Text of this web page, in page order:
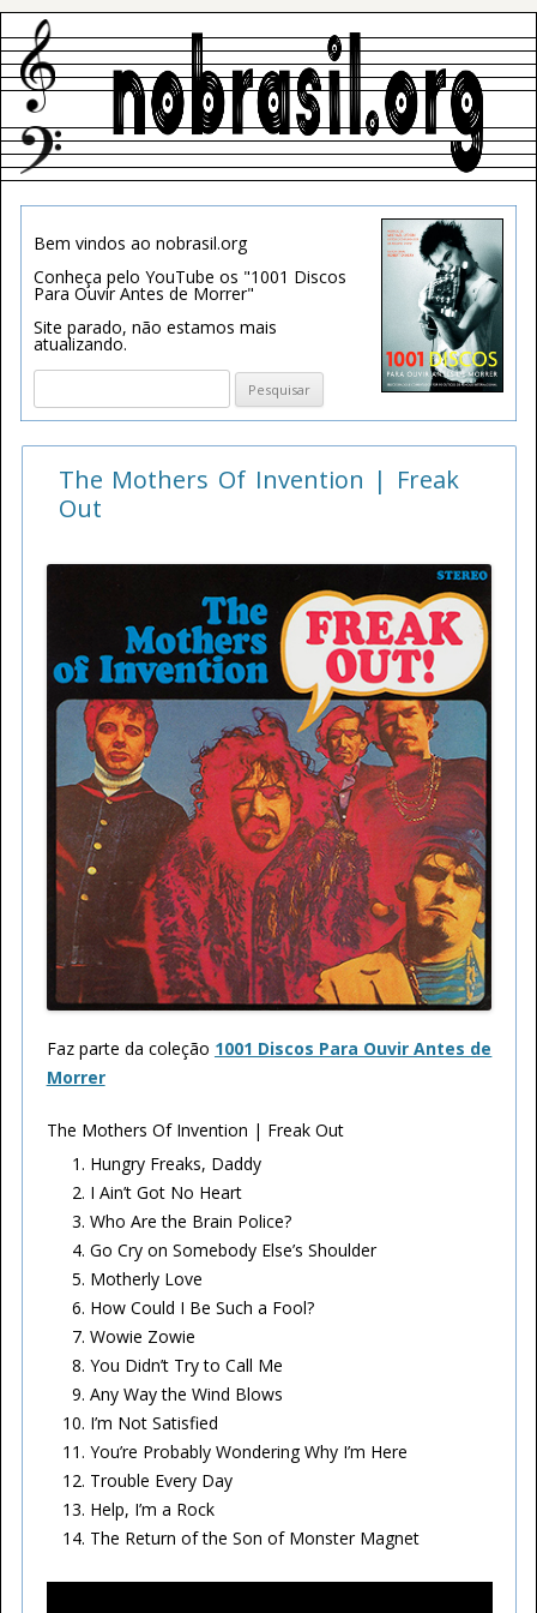
Bem vindos ao nobrasil.org
Conheça pelo YouTube os "1001 Discos
Para Ouvir Antes de Morrer"
Site parado, não estamos mais
atualizando.
Pesquisar
The Mothers Of Invention | Freak
Out
Faz parte da coleção 1001 Discos Para Ouvir Antes de
Morrer
The Mothers Of Invention | Freak Out
Hungry Freaks, Daddy
I Ain’t Got No Heart
Who Are the Brain Police?
Go Cry on Somebody Else’s Shoulder
Motherly Love
How Could I Be Such a Fool?
Wowie Zowie
You Didn’t Try to Call Me
Any Way the Wind Blows
I’m Not Satisfied
You’re Probably Wondering Why I’m Here
Trouble Every Day
Help, I’m a Rock
The Return of the Son of Monster Magnet